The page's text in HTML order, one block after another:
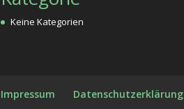
Keine Kategorien
Impressum Datenschutzerklärung